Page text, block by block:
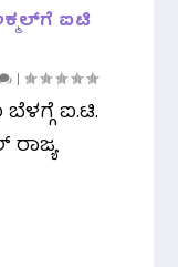
ಐಟಿ
|
ಬೆಳಗ್ಗೆ ಐ.ಟಿ.
ರಾಜ್ಯ